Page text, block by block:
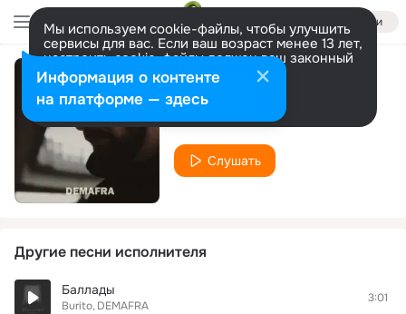
Войти
Мы используем cookie-файлы, чтобы улучшить
сервисы для вас. Если ваш возраст менее 13 лет,
настроить cookie-файлы должен ваш законный
представитель. Больше информации
Разрешить все Настроить
Про неё
DEMAFRA
Слушать
Другие песни исполнителя
Баллады
Burito DEMAFRA
3:01
Информация о контенте
на платформе — здесь